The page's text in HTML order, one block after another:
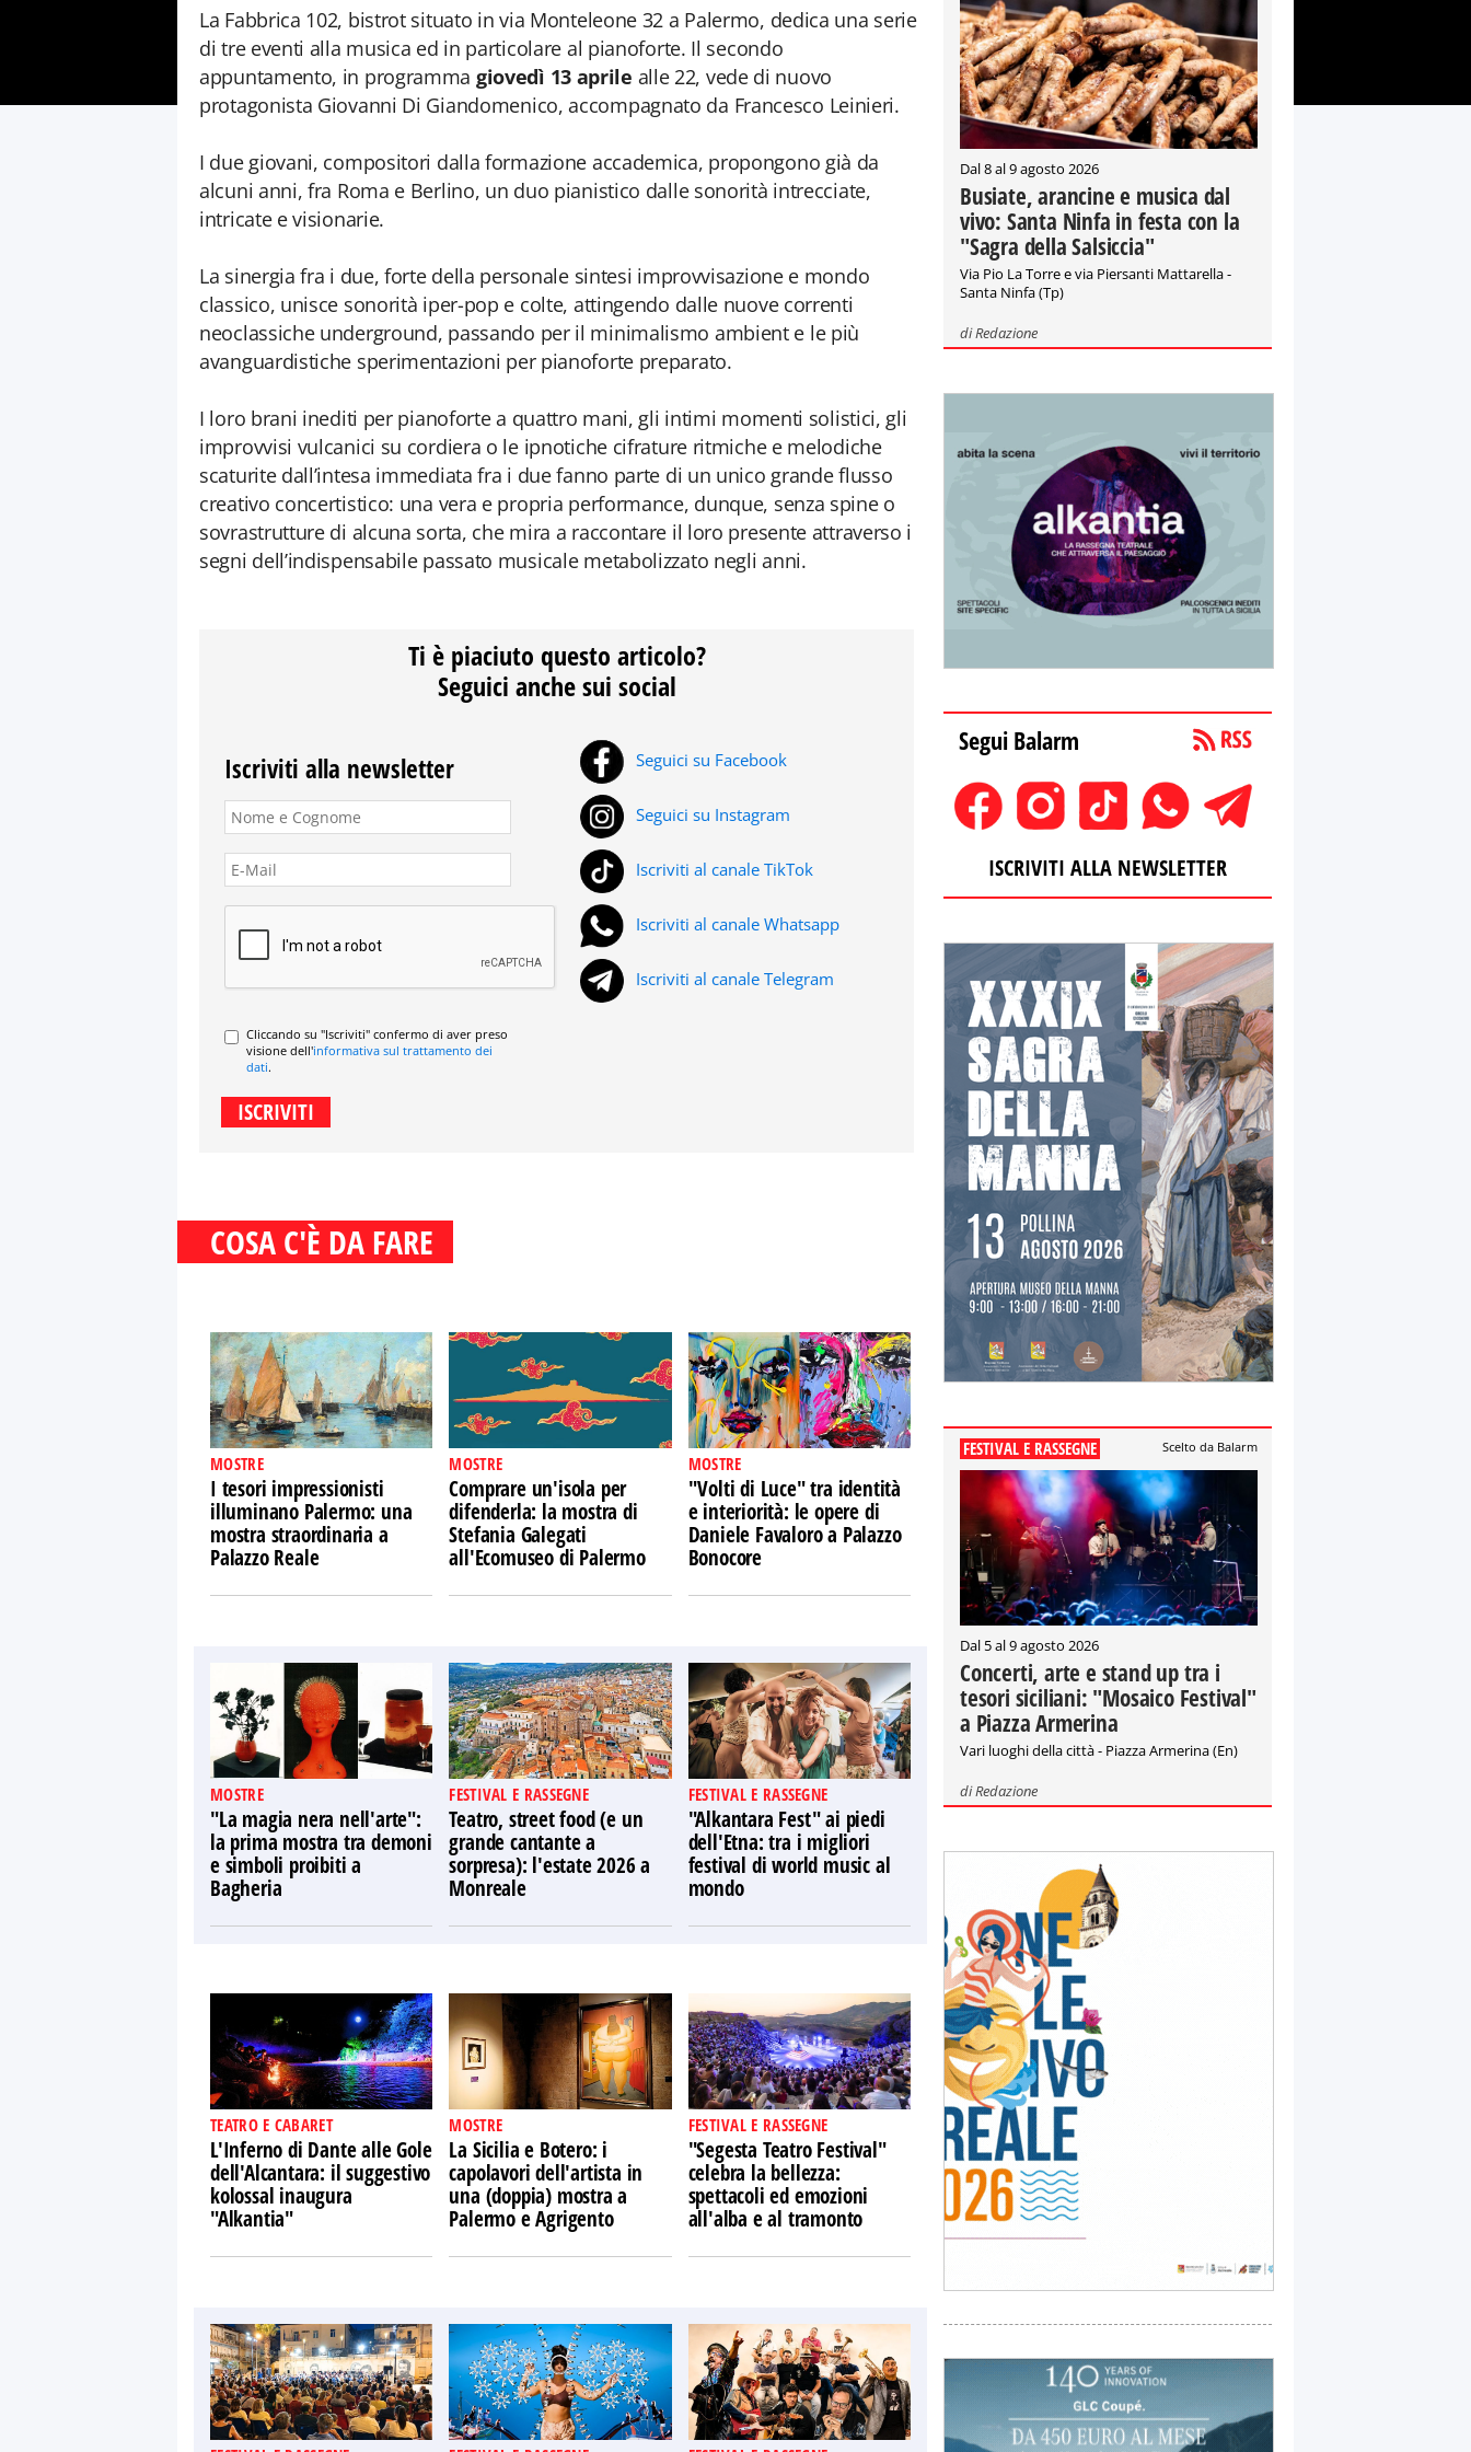
La Fabbrica 102, bistrot situato in via Monteleone 32 a Palermo, dedica una serie
di tre eventi alla musica ed in particolare al pianoforte. Il secondo
appuntamento, in programma giovedì 13 aprile alle 22, vede di nuovo
protagonista Giovanni Di Giandomenico, accompagnato da Francesco Leinieri.
I due giovani, compositori dalla formazione accademica, propongono già da
alcuni anni, fra Roma e Berlino, un duo pianistico dalle sonorità intrecciate,
intricate e visionarie.
La sinergia fra i due, forte della personale sintesi improvvisazione e mondo
classico, unisce sonorità iper-pop e colte, attingendo dalle nuove correnti
neoclassiche underground, passando per il minimalismo ambient e le più
avanguardistiche sperimentazioni per pianoforte preparato.
I loro brani inediti per pianoforte a quattro mani, gli intimi momenti solistici, gli
improvvisi vulcanici su cordiera o le ipnotiche cifrature ritmiche e melodiche
scaturite dall’intesa immediata fra i due fanno parte di un unico grande flusso
creativo concertistico: una vera e propria performance, dunque, senza spine o
sovrastrutture di alcuna sorta, che mira a raccontare il loro presente attraverso i
segni dell’indispensabile passato musicale metabolizzato negli anni.
Ti è piaciuto questo articolo?
Seguici anche sui social
Iscriviti alla newsletter
Cliccando su "Iscriviti" confermo di aver preso
visione dell'informativa sul trattamento dei
dati.
Seguici su Facebook
Seguici su Instagram
Iscriviti al canale TikTok
Iscriviti al canale Whatsapp
Iscriviti al canale Telegram
COSA C'È DA FARE
MOSTRE
I tesori impressionisti
illuminano Palermo: una
mostra straordinaria a
Palazzo Reale
MOSTRE
Comprare un'isola per
difenderla: la mostra di
Stefania Galegati
all'Ecomuseo di Palermo
MOSTRE
"Volti di Luce" tra identità
e interiorità: le opere di
Daniele Favaloro a Palazzo
Bonocore
MOSTRE
"La magia nera nell'arte":
la prima mostra tra demoni
e simboli proibiti a
Bagheria
FESTIVAL E RASSEGNE
Teatro, street food (e un
grande cantante a
sorpresa): l'estate 2026 a
Monreale
FESTIVAL E RASSEGNE
"Alkantara Fest" ai piedi
dell'Etna: tra i migliori
festival di world music al
mondo
TEATRO E CABARET
L'Inferno di Dante alle Gole
dell'Alcantara: il suggestivo
kolossal inaugura
"Alkantia"
MOSTRE
La Sicilia e Botero: i
capolavori dell'artista in
una (doppia) mostra a
Palermo e Agrigento
FESTIVAL E RASSEGNE
"Segesta Teatro Festival"
celebra la bellezza:
spettacoli ed emozioni
all'alba e al tramonto
Dal 8 al 9 agosto 2026
Busiate, arancine e musica dal
vivo: Santa Ninfa in festa con la
"Sagra della Salsiccia"
Via Pio La Torre e via Piersanti Mattarella -
Santa Ninfa (Tp)
diRedazione
Segui Balarm
ISCRIVITI ALLA NEWSLETTER
FESTIVAL E RASSEGNE Scelto da Balarm
Dal 5 al 9 agosto 2026
Concerti, arte e stand up tra i
tesori siciliani: "Mosaico Festival"
a Piazza Armerina
Vari luoghi della città - Piazza Armerina (En)
diRedazione